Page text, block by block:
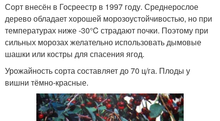
Сорт внесён в Госреестр в 1997 году. Среднерослое
дерево обладает хорошей морозоустойчивостью, но при
температурах ниже -30°C страдают почки. Поэтому при
сильных морозах желательно использовать дымовые
шашки или костры для спасения ягод.
Урожайность сорта составляет до 70 ц/га. Плоды у
вишни тёмно-красные.